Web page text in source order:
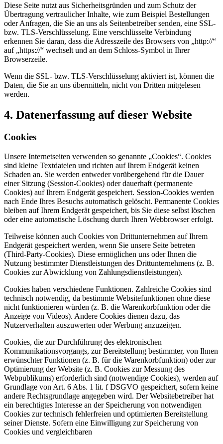
Diese Seite nutzt aus Sicherheitsgründen und zum Schutz der
Übertragung vertraulicher Inhalte, wie zum Beispiel Bestellungen
oder Anfragen, die Sie an uns als Seitenbetreiber senden, eine SSL-
bzw. TLS-Verschlüsselung. Eine verschlüsselte Verbindung
erkennen Sie daran, dass die Adresszeile des Browsers von „http://“
auf „https://“ wechselt und an dem Schloss-Symbol in Ihrer
Browserzeile.
Wenn die SSL- bzw. TLS-Verschlüsselung aktiviert ist, können die
Daten, die Sie an uns übermitteln, nicht von Dritten mitgelesen
werden.
4. Datenerfassung auf dieser Website
Cookies
Unsere Internetseiten verwenden so genannte „Cookies“. Cookies
sind kleine Textdateien und richten auf Ihrem Endgerät keinen
Schaden an. Sie werden entweder vorübergehend für die Dauer
einer Sitzung (Session-Cookies) oder dauerhaft (permanente
Cookies) auf Ihrem Endgerät gespeichert. Session-Cookies werden
nach Ende Ihres Besuchs automatisch gelöscht. Permanente Cookies
bleiben auf Ihrem Endgerät gespeichert, bis Sie diese selbst löschen
oder eine automatische Löschung durch Ihren Webbrowser erfolgt.
Teilweise können auch Cookies von Drittunternehmen auf Ihrem
Endgerät gespeichert werden, wenn Sie unsere Seite betreten
(Third-Party-Cookies). Diese ermöglichen uns oder Ihnen die
Nutzung bestimmter Dienstleistungen des Drittunternehmens (z. B.
Cookies zur Abwicklung von Zahlungsdienstleistungen).
Cookies haben verschiedene Funktionen. Zahlreiche Cookies sind
technisch notwendig, da bestimmte Websitefunktionen ohne diese
nicht funktionieren würden (z. B. die Warenkorbfunktion oder die
Anzeige von Videos). Andere Cookies dienen dazu, das
Nutzerverhalten auszuwerten oder Werbung anzuzeigen.
Cookies, die zur Durchführung des elektronischen
Kommunikationsvorgangs, zur Bereitstellung bestimmter, von Ihnen
erwünschter Funktionen (z. B. für die Warenkorbfunktion) oder zur
Optimierung der Website (z. B. Cookies zur Messung des
Webpublikums) erforderlich sind (notwendige Cookies), werden auf
Grundlage von Art. 6 Abs. 1 lit. f DSGVO gespeichert, sofern keine
andere Rechtsgrundlage angegeben wird. Der Websitebetreiber hat
ein berechtigtes Interesse an der Speicherung von notwendigen
Cookies zur technisch fehlerfreien und optimierten Bereitstellung
seiner Dienste. Sofern eine Einwilligung zur Speicherung von
Cookies und vergleichbaren